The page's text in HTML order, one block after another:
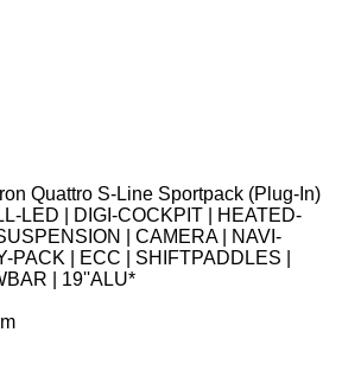
Quattro S-Line Sportpack (Plug-In)
LED | DIGI-COCKPIT | HEATED-
| CAMERA | NAVI-
PACK | ECC | SHIFTPADDLES |
| 19''ALU*